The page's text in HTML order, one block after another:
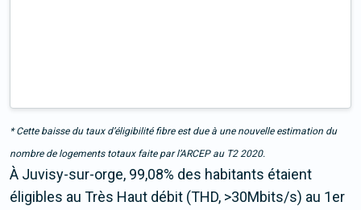
* Cette baisse du taux d’éligibilité fibre est due à une nouvelle estimation du
nombre de logements totaux faite par l’ARCEP au T2 2020.
À Juvisy-sur-orge, 99,08% des habitants étaient
éligibles au Très Haut débit (THD, >30Mbits/s) au 1er